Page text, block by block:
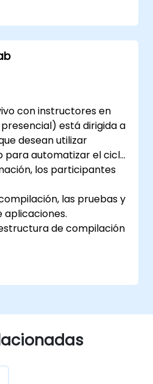
de oro para las
todo el conjunto
sin depender de
que los datos salgan
con instructores en
está dirigida a
desean utilizar
para automatizar el ciclo
los participantes
las pruebas y
aplicaciones.
de compilación